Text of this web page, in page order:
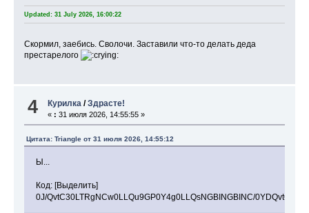
Updated: 31 July 2026, 16:00:22
Скормил, заебись. Сволочи. Заставили что-то делать деда
престарелого
4 Курилка /Здрасте!
« : 31 июля 2026, 14:55:55 »
Цитата: Triangle от 31 июля 2026, 14:55:12
Ы...
Код: [Выделить]
0J/QvtC30LTRgNCw0LLQu9GP0Y4g0LLQsNGBINGBINC/